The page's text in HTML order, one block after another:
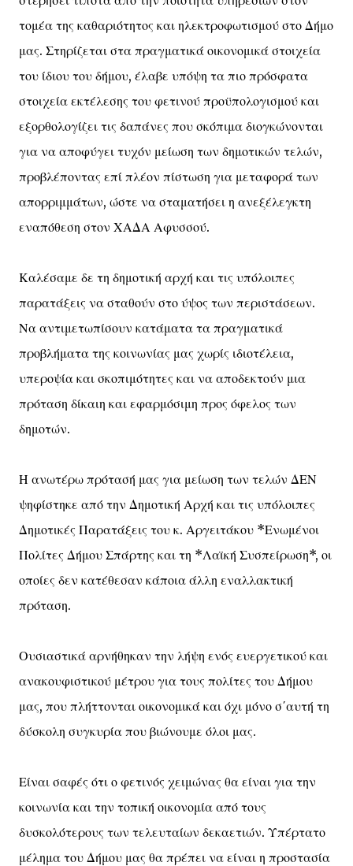
τομέα της καθαριότητος και ηλεκτροφωτισμού στο Δήμο
μας. Στηρίζεται στα πραγματικά οικονομικά στοιχεία
του ίδιου του δήμου, έλαβε υπόψη τα πιο πρόσφατα
στοιχεία εκτέλεσης του φετινού προϋπολογισμού και
εξορθολογίζει τις δαπάνες που σκόπιμα διογκώνονται
για να αποφύγει τυχόν μείωση των δημοτικών τελών,
προβλέποντας επί πλέον πίστωση για μεταφορά των
απορριμμάτων, ώστε να σταματήσει η ανεξέλεγκτη
εναπόθεση στον ΧΑΔΑ Αφυσσού.
Καλέσαμε δε τη δημοτική αρχή και τις υπόλοιπες
παρατάξεις να σταθούν στο ύψος των περιστάσεων.
Να αντιμετωπίσουν κατάματα τα πραγματικά
προβλήματα της κοινωνίας μας χωρίς ιδιοτέλεια,
υπεροψία και σκοπιμότητες και να αποδεκτούν μια
πρόταση δίκαιη και εφαρμόσιμη προς όφελος των
δημοτών.
Η ανωτέρω πρότασή μας για μείωση των τελών ΔΕΝ
ψηφίστηκε από την Δημοτική Αρχή και τις υπόλοιπες
Δημοτικές Παρατάξεις του κ. Αργειτάκου *Ενωμένοι
Πολίτες Δήμου Σπάρτης και τη *Λαϊκή Συσπείρωση*, οι
οποίες δεν κατέθεσαν κάποια άλλη εναλλακτική
πρόταση.
Ουσιαστικά αρνήθηκαν την λήψη ενός ευεργετικού και
ανακουφιστικού μέτρου για τους πολίτες του Δήμου
μας, που πλήττονται οικονομικά και όχι μόνο σ΄αυτή τη
δύσκολη συγκυρία που βιώνουμε όλοι μας.
Είναι σαφές ότι ο φετινός χειμώνας θα είναι για την
κοινωνία και την τοπική οικονομία από τους
δυσκολότερους των τελευταίων δεκαετιών. Υπέρτατο
μέλημα του Δήμου μας θα πρέπει να είναι η προστασία